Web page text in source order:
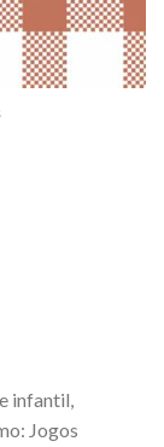
infantil,
Jogos